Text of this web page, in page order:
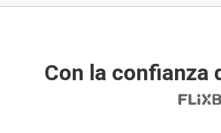
Con la confianza